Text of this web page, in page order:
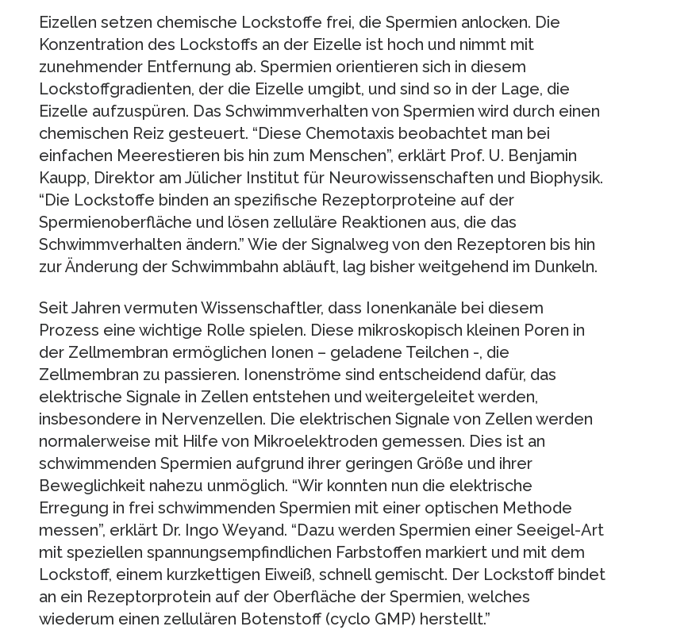
Eizellen setzen chemische Lockstoffe frei, die Spermien anlocken. Die
Konzentration des Lockstoffs an der Eizelle ist hoch und nimmt mit
zunehmender Entfernung ab. Spermien orientieren sich in diesem
Lockstoffgradienten, der die Eizelle umgibt, und sind so in der Lage, die
Eizelle aufzuspüren. Das Schwimmverhalten von Spermien wird durch einen
chemischen Reiz gesteuert. “Diese Chemotaxis beobachtet man bei
einfachen Meerestieren bis hin zum Menschen”, erklärt Prof. U. Benjamin
Kaupp, Direktor am Jülicher Institut für Neurowissenschaften und Biophysik.
“Die Lockstoffe binden an spezifische Rezeptorproteine auf der
Spermienoberfläche und lösen zelluläre Reaktionen aus, die das
Schwimmverhalten ändern.” Wie der Signalweg von den Rezeptoren bis hin
zur Änderung der Schwimmbahn abläuft, lag bisher weitgehend im Dunkeln.
Seit Jahren vermuten Wissenschaftler, dass Ionenkanäle bei diesem
Prozess eine wichtige Rolle spielen. Diese mikroskopisch kleinen Poren in
der Zellmembran ermöglichen Ionen – geladene Teilchen -, die
Zellmembran zu passieren. Ionenströme sind entscheidend dafür, das
elektrische Signale in Zellen entstehen und weitergeleitet werden,
insbesondere in Nervenzellen. Die elektrischen Signale von Zellen werden
normalerweise mit Hilfe von Mikroelektroden gemessen. Dies ist an
schwimmenden Spermien aufgrund ihrer geringen Größe und ihrer
Beweglichkeit nahezu unmöglich. “Wir konnten nun die elektrische
Erregung in frei schwimmenden Spermien mit einer optischen Methode
messen”, erklärt Dr. Ingo Weyand. “Dazu werden Spermien einer Seeigel-Art
mit speziellen spannungsempfindlichen Farbstoffen markiert und mit dem
Lockstoff, einem kurzkettigen Eiweiß, schnell gemischt. Der Lockstoff bindet
an ein Rezeptorprotein auf der Oberfläche der Spermien, welches
wiederum einen zellulären Botenstoff (cyclo GMP) herstellt.”